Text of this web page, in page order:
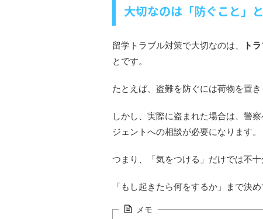
大切なのは「防ぐこと」
留学トラブル対策で大切なのは、 ト
とです。
たとえば、盗難を防ぐには荷物を置
しかし、実際に盗まれた場合は、警
ジェントへの相談が必要になります。
つまり、「気をつける」だけでは不十
「もし起きたら何をするか」まで決
メモ